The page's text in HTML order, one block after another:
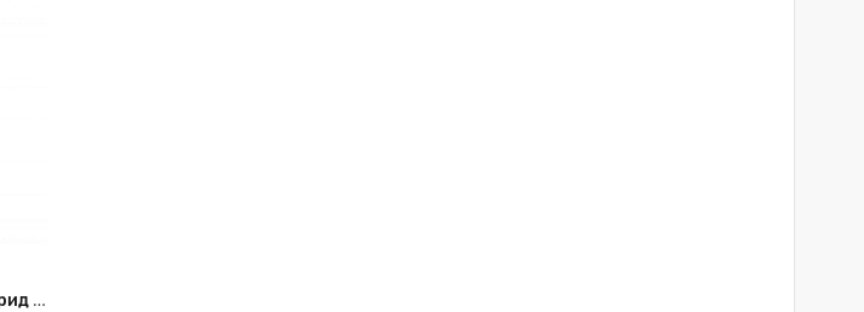
Люстра подвесная Kink Light Астрид 074175-6